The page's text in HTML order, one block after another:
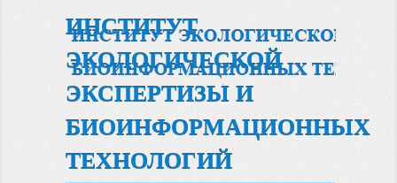
ИНСТИТУТ
ЭКОЛОГИЧЕСКОЙ
ЭКСПЕРТИЗЫ И
БИОИНФОРМАЦИОННЫХ
ТЕХНОЛОГИЙ